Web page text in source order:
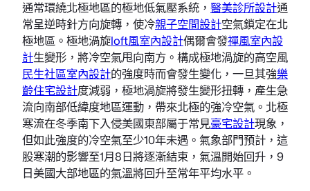
通常環繞北極地區的極地低氣壓系統， 醫美診所設計通
常呈逆時針方向旋轉，使冷親子空間設計空氣鎖定在北
極地區。極地渦旋loft風室內設計偶爾會發禪風室內設
計生變形，將冷空氣甩向南方。構成極地渦旋的高空風
民生社區室內設計的強度時而會發生變化，一旦其強樂
齡住宅設計度減弱，極地渦旋將發生變形扭轉，產生急
流向南部低緯度地區運動，帶來北極的強冷空氣。北極
寒流在冬季南下入侵美國東部屬于常見豪宅設計現象，
但如此強度的冷空氣至少10年未遇。氣象部門預計，這
股寒潮的影響至1月8日將逐漸結束，氣溫開始回升，9
日美國大部地區的氣溫將回升至常年平均水平。